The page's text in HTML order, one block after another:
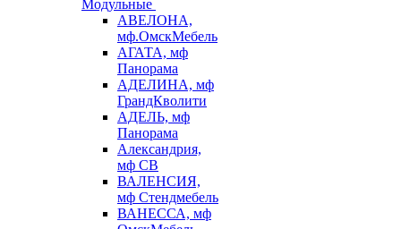
Модульные
АВЕЛОНА,
мф.ОмскМебель
АГАТА, мф
Панорама
АДЕЛИНА, мф
ГрандКволити
АДЕЛЬ, мф
Панорама
Александрия,
мф СВ
ВАЛЕНСИЯ,
мф Стендмебель
ВАНЕССА, мф